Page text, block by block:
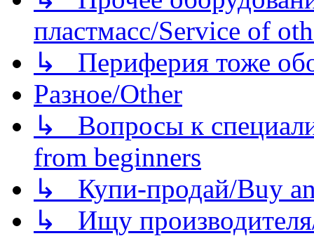
пластмасс/Service of
↳ Периферия тоже
Разное/Other
↳ Вопросы к
from beginners
↳ Купи-продай/Buy
↳ Ищу